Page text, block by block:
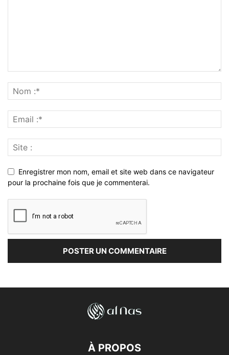
Enregistrer mon nom, email et site web dans ce navigateur
pour la prochaine fois que je commenterai.
À PROPOS